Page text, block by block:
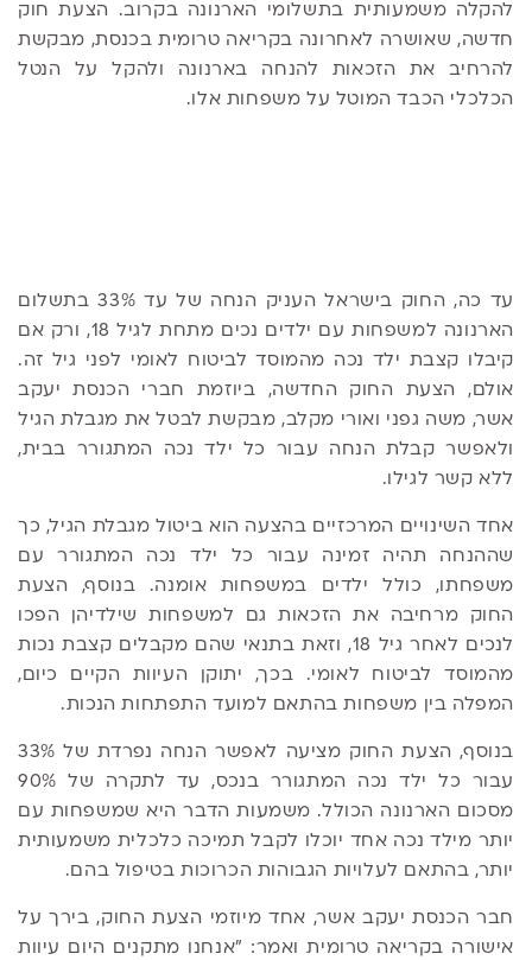
להקלה משמעותית בתשלומי הארנונה בקרוב. הצעת חוק
חדשה, שאושרה לאחרונה בקריאה טרומית בכנסת, מבקשת
להרחיב את הזכאות להנחה בארנונה ולהקל על הנטל
הכלכלי הכבד המוטל על משפחות אלו.
עד כה, החוק בישראל העניק הנחה של עד 33% בתשלום
הארנונה למשפחות עם ילדים נכים מתחת לגיל 18, ורק אם
קיבלו קצבת ילד נכה מהמוסד לביטוח לאומי לפני גיל זה.
אולם, הצעת החוק החדשה, ביוזמת חברי הכנסת יעקב
אשר, משה גפני ואורי מקלב, מבקשת לבטל את מגבלת הגיל
ולאפשר קבלת הנחה עבור כל ילד נכה המתגורר בבית,
ללא קשר לגילו.
אחד השינויים המרכזיים בהצעה הוא ביטול מגבלת הגיל, כך
שההנחה תהיה זמינה עבור כל ילד נכה המתגורר עם
משפחתו, כולל ילדים במשפחות אומנה. בנוסף, הצעת
החוק מרחיבה את הזכאות גם למשפחות שילדיהן הפכו
לנכים לאחר גיל 18, וזאת בתנאי שהם מקבלים קצבת נכות
מהמוסד לביטוח לאומי. בכך, יתוקן העיוות הקיים כיום,
המפלה בין משפחות בהתאם למועד התפתחות הנכות.
בנוסף, הצעת החוק מציעה לאפשר הנחה נפרדת של 33%
עבור כל ילד נכה המתגורר בנכס, עד לתקרה של 90%
מסכום הארנונה הכולל. משמעות הדבר היא שמשפחות עם
יותר מילד נכה אחד יוכלו לקבל תמיכה כלכלית משמעותית
יותר, בהתאם לעלויות הגבוהות הכרוכות בטיפול בהם.
חבר הכנסת יעקב אשר, אחד מיוזמי הצעת החוק, בירך על
אישורה בקריאה טרומית ואמר: "אנחנו מתקנים היום עיוות